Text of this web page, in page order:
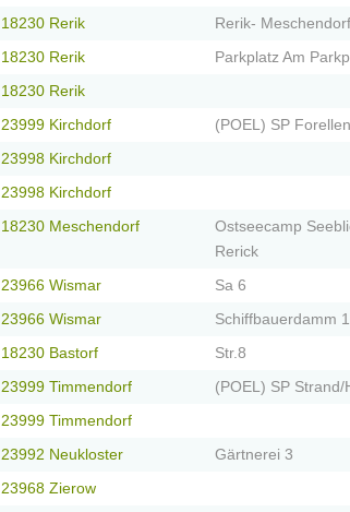
18230 Rerik Rerik- Meschendorf
18230 Rerik Parkplatz Am
18230 Rerik
23999 Kirchdorf (POEL) SP
23998 Kirchdorf
23998 Kirchdorf
18230 Meschendorf
Ostseecamp
Rerick
23966 Wismar Sa 6
23966 Wismar Schiffbauerdamm
18230 Bastorf Str.8
23999 Timmendorf (POEL) SP Strand/
23999 Timmendorf
23992 Neukloster Gärtnerei 3
23968 Zierow